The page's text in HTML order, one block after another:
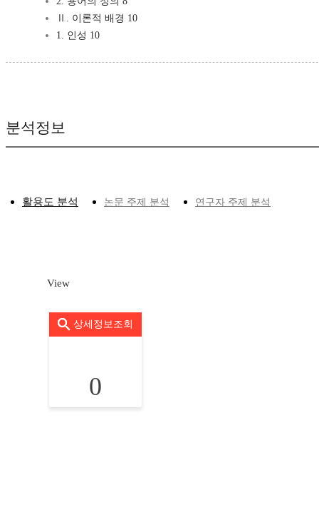
Ⅱ. 이론적 배경 10
1. 인성 10
분석정보
활용도 분석 논문 주제 분석 연구자 주제 분석
View
상세정보조회
0